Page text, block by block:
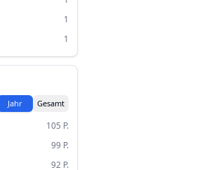
1
1
Jahr Gesamt
105 P.
99 P.
92 P.